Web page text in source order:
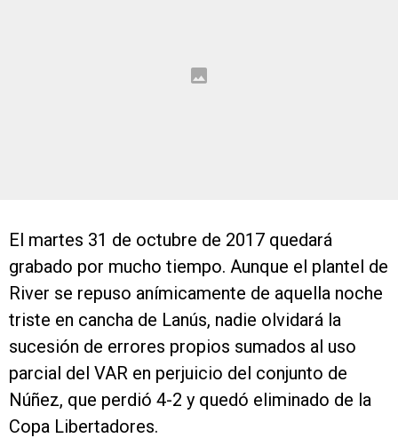
El martes 31 de octubre de 2017 quedará
grabado por mucho tiempo. Aunque el plantel de
River se repuso anímicamente de aquella noche
triste en cancha de Lanús, nadie olvidará la
sucesión de errores propios sumados al uso
parcial del VAR en perjuicio del conjunto de
Núñez, que perdió 4-2 y quedó eliminado de la
Copa Libertadores.